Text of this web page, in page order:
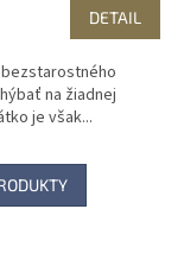
DETAIL
na žiadnej
je však...